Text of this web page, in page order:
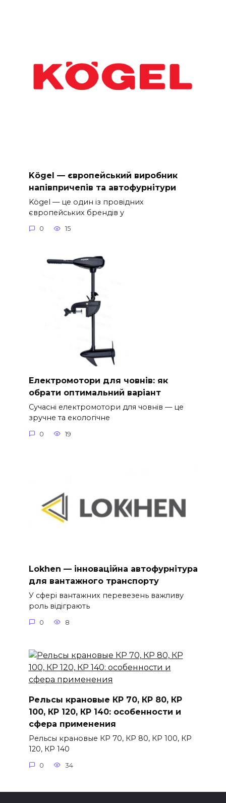
Kögel — європейський виробник
напівпричепів та автофурнітури
Kögel — це один із провідних
європейських брендів у
0 15
Електромотори для човнів: як
обрати оптимальний варіант
Сучасні електромотори для човнів — це
зручне та екологічне
0 19
Lokhen — інноваційна автофурнітура
для вантажного транспорту
У сфері вантажних перевезень важливу
роль відіграють
0 8
Рельсы крановые КР 70, КР 80, КР
100, КР 120, КР 140: особенности и
сфера применения
Рельсы крановые КР 70, КР 80, КР 100, КР
120, КР 140
0 34